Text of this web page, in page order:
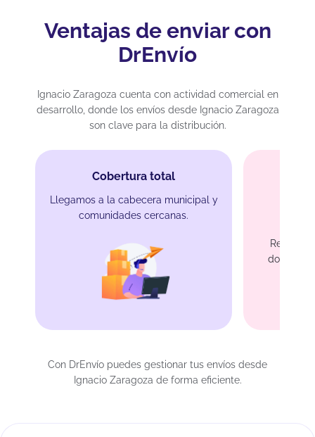
Ventajas de enviar con
DrEnvío
Ignacio Zaragoza cuenta con actividad comercial en
desarrollo, donde los envíos desde Ignacio Zaragoza
son clave para la distribución.
Cobertura total
Llegamos a la cabecera municipal y
comunidades cercanas.
domicilio
Con DrEnvío puedes gestionar tus envíos desde
Ignacio Zaragoza de forma eficiente.